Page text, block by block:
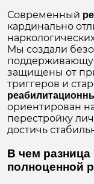
Современный
кардинально
Мы создали
защищены от
триггеров и
ориентирован
перестройку
достичь
В чем
полноценной